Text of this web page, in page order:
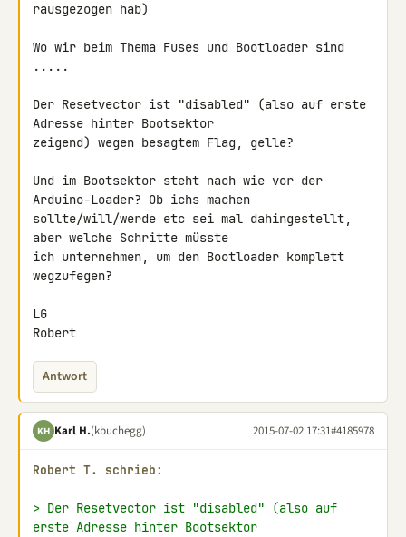
rausgezogen hab)
Wo wir beim Thema Fuses und Bootloader sind
.....
Der Resetvector ist "disabled" (also auf erste
Adresse hinter Bootsektor
zeigend) wegen besagtem Flag, gelle?
Und im Bootsektor steht nach wie vor der
Arduino-Loader? Ob ichs machen
sollte/will/werde etc sei mal dahingestellt,
aber welche Schritte müsste
ich unternehmen, um den Bootloader komplett
wegzufegen?
LG
Robert
Antwort
KH Karl H.(kbuchegg) 2015-07-02 17:31#4185978
Robert T. schrieb:
> Der Resetvector ist "disabled" (also auf
erste Adresse hinter Bootsektor